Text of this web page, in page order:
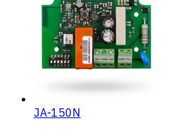
JA-150N